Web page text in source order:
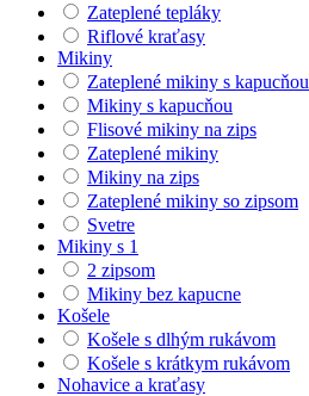
Zateplené tepláky
Riflové kraťasy
Mikiny
Zateplené mikiny s kapucňou
Mikiny s kapucňou
Flisové mikiny na zips
Zateplené mikiny
Mikiny na zips
Zateplené mikiny so zipsom
Svetre
Mikiny s 1
2 zipsom
Mikiny bez kapucne
Košele
Košele s dlhým rukávom
Košele s krátkym rukávom
Nohavice a kraťasy